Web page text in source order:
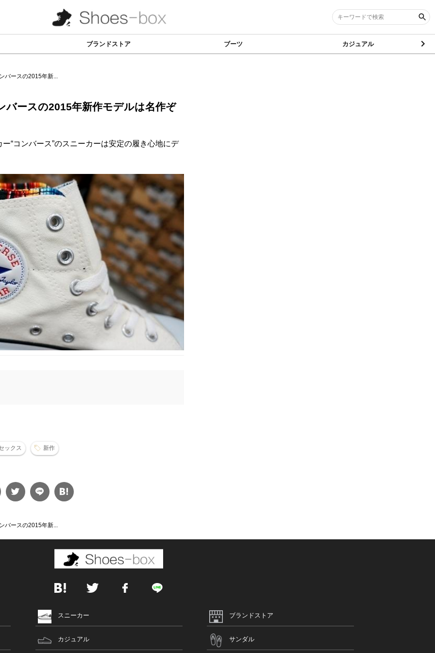
ブランドストア ブーツ カジュアル
バースの2015年新...
バースの2015年新作モデルは名作ぞ
“コンバース”のスニーカーは安定の履き心地にデ
ックス 新作
バースの2015年新...
スニーカー ブランドストア
カジュアル サンダル